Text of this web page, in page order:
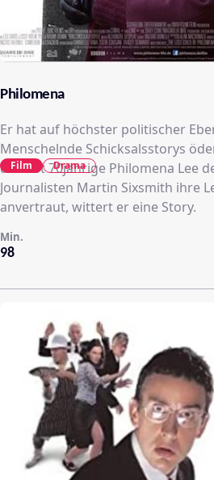
Philomena
Er hat auf höchster politischer
Menschelnde Schicksalsstorys
die fast 70jährige Philomena Lee
Journalisten Martin Sixsmith ihre
anvertraut, wittert er eine Story.
98
Min.
Film Drama